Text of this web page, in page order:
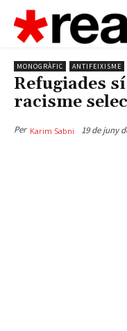
MONOGRÀFIC ANTIFEIXISME
Refugiades
racisme
Per Karim Sabni 19 de juny